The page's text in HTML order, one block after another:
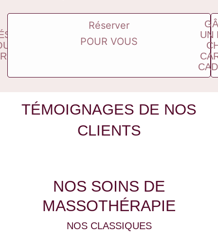
DEUX
Réserver
POUR VOUS
UN
TÉMOIGNAGES DE NOS
CLIENTS
NOS SOINS DE
MASSOTHÉRAPIE
NOS CLASSIQUES